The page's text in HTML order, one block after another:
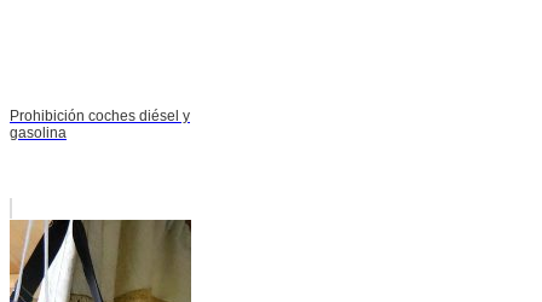
Prohibición coches diésel y
gasolina